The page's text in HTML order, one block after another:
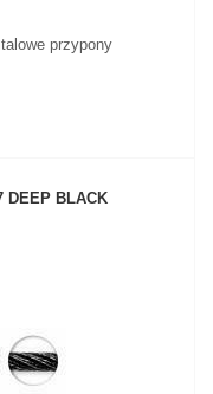
przypony
DEEP BLACK